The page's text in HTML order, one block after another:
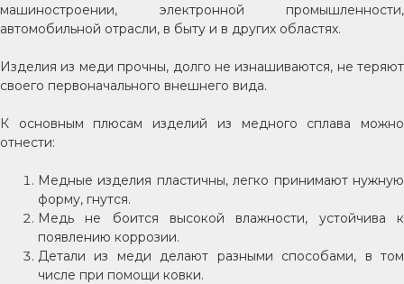
машиностроении, электронной промышленности,
автомобильной отрасли, в быту и в других областях.
Изделия из меди прочны, долго не изнашиваются, не теряют
своего первоначального внешнего вида.
К основным плюсам изделий из медного сплава можно
отнести:
Медные изделия пластичны, легко принимают нужную
форму, гнутся.
Медь не боится высокой влажности, устойчива к
появлению коррозии.
Детали из меди делают разными способами, в том
числе при помощи ковки.